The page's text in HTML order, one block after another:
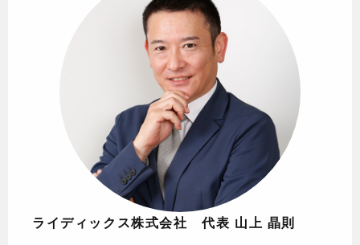
ライディックス株式会社 代表 山上 晶則